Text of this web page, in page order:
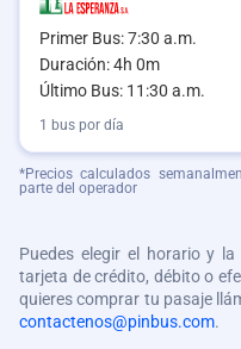
Primer Bus: 7:30 a.m.
Duración: 4h 0m
Último Bus: 11:30 a.m.
1 bus por día
*Precios calculados
parte del operador
Puedes elegir el horario y
tarjeta de crédito, débito o
quieres comprar tu pasaje
contactenos@pinbus.com.